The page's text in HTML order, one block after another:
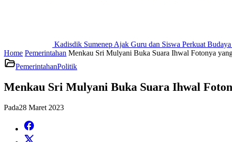
Kadisdik Sumenep Ajak Guru dan Siswa Perkuat
Home Pemerintahan Menkau Sri Mulyani Buka Suara Ihwal Fotonya
PemerintahanPolitik
Menkau Sri Mulyani Buka Suara Ihwal
Pada28 Maret 2023